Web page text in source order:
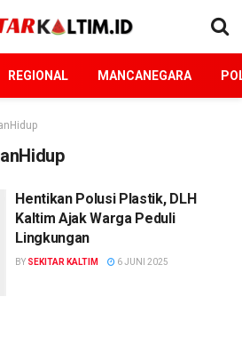
REGIONAL MANCANEGARA
Hentikan Polusi Plastik, DLH
Kaltim Ajak Warga Peduli
Lingkungan
BY SEKITAR KALTIM 6 JUNI 2025